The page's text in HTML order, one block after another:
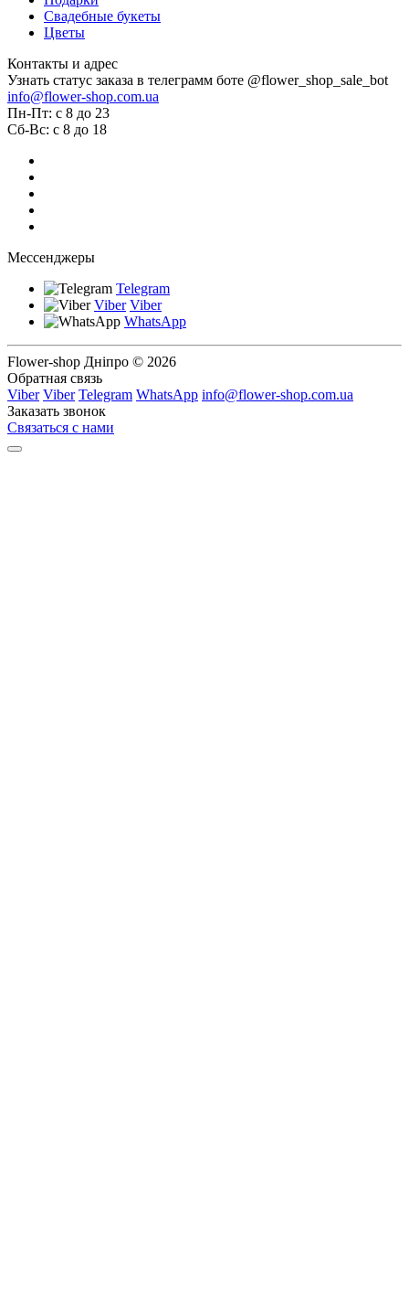
Свадебные букеты
Цветы
Контакты и адрес
Узнать статус заказа в телеграмм боте @flower_shop_sale_bot
info@flower-shop.com.ua
Пн-Пт: с 8 до 23
Сб-Вс: с 8 до 18
Мессенджеры
Telegram
Viber Viber
WhatsApp
Flower-shop Дніпро © 2026
Обратная связь
Viber Viber Telegram WhatsApp info@flower-shop.com.ua
Заказать звонок
Связаться с нами